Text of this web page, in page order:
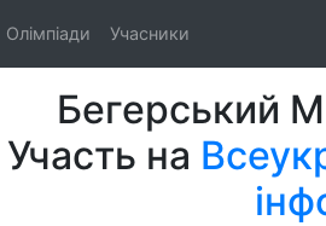
Олімпіади Учасники
Бегерський
Участь на